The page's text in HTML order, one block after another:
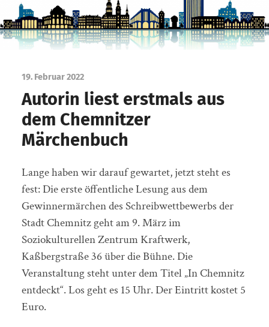
19. Februar 2022
Autorin liest erstmals aus
dem Chemnitzer
Märchenbuch
Lange haben wir darauf gewartet, jetzt steht es
fest: Die erste öffentliche Lesung aus dem
Gewinnermärchen des Schreibwettbewerbs der
Stadt Chemnitz geht am 9. März im
Soziokulturellen Zentrum Kraftwerk,
Kaßbergstraße 36 über die Bühne. Die
Veranstaltung steht unter dem Titel „In Chemnitz
entdeckt“. Los geht es 15 Uhr. Der Eintritt kostet 5
Euro.